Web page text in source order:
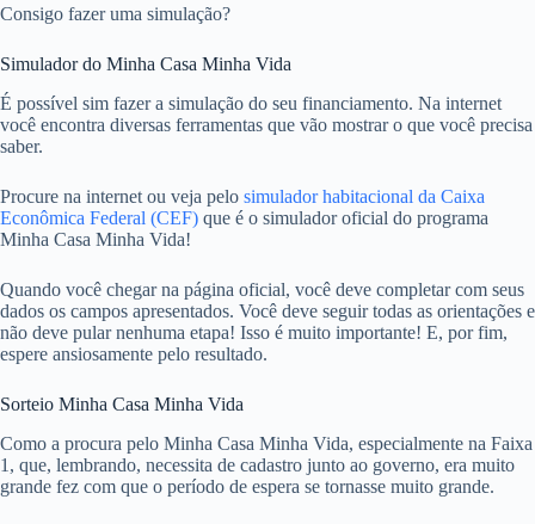
Consigo fazer uma simulação?
Simulador do Minha Casa Minha Vida
É possível sim fazer a simulação do seu financiamento. Na internet
você encontra diversas ferramentas que vão mostrar o que você precisa
saber.
Procure na internet ou veja pelo simulador habitacional da Caixa
Econômica Federal (CEF) que é o simulador oficial do programa
Minha Casa Minha Vida!
Quando você chegar na página oficial, você deve completar com seus
dados os campos apresentados. Você deve seguir todas as orientações e
não deve pular nenhuma etapa! Isso é muito importante! E, por fim,
espere ansiosamente pelo resultado.
Sorteio Minha Casa Minha Vida
Como a procura pelo Minha Casa Minha Vida, especialmente na Faixa
1, que, lembrando, necessita de cadastro junto ao governo, era muito
grande fez com que o período de espera se tornasse muito grande.